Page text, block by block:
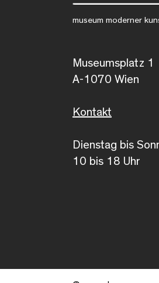
museum moderner
Museumsplatz 1
A-1070 Wien
Kontakt
Dienstag bis
10 bis 18 Uhr